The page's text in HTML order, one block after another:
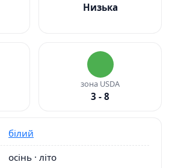
Низька
зона USDA
3 - 8
білий
осінь · літо